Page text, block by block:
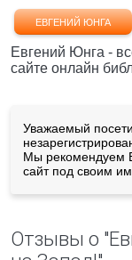
ЕВГЕНИЙ ЮНГА
Евгений Юнга -
сайте онлайн
Уважаемый
Мы рекомендуем
сайт под своим
Отзывы о